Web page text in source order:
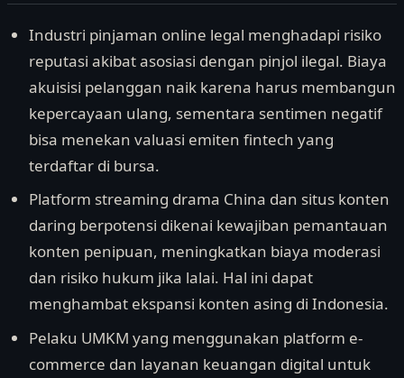
Industri pinjaman online legal menghadapi risiko
reputasi akibat asosiasi dengan pinjol ilegal. Biaya
akuisisi pelanggan naik karena harus membangun
kepercayaan ulang, sementara sentimen negatif
bisa menekan valuasi emiten fintech yang
terdaftar di bursa.
Platform streaming drama China dan situs konten
daring berpotensi dikenai kewajiban pemantauan
konten penipuan, meningkatkan biaya moderasi
dan risiko hukum jika lalai. Hal ini dapat
menghambat ekspansi konten asing di Indonesia.
Pelaku UMKM yang menggunakan platform e-
commerce dan layanan keuangan digital untuk